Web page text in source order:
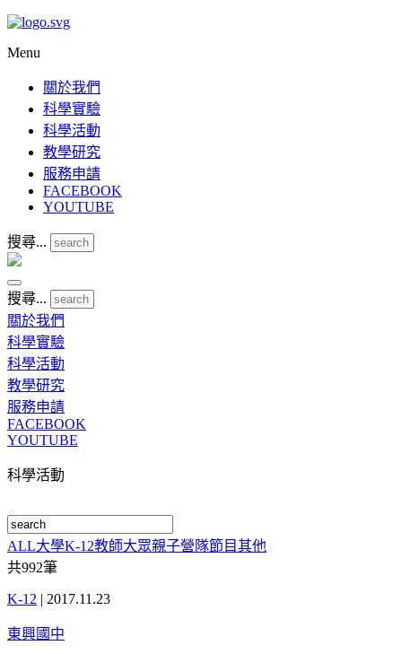
Menu
關於我們
科學實驗
科學活動
教學研究
服務申請
FACEBOOK
YOUTUBE
搜尋...
搜尋...
關於我們
科學實驗
科學活動
教學研究
服務申請
FACEBOOK
YOUTUBE
科學活動
ALL大學K-12教師大眾親子營隊節目其他
共992筆
K-12 | 2017.11.23
東興國中